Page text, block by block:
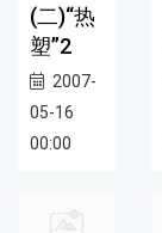
(二)“热
塑”2
2007-
05-16
00:00